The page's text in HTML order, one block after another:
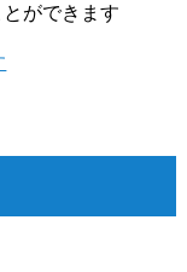
ができます